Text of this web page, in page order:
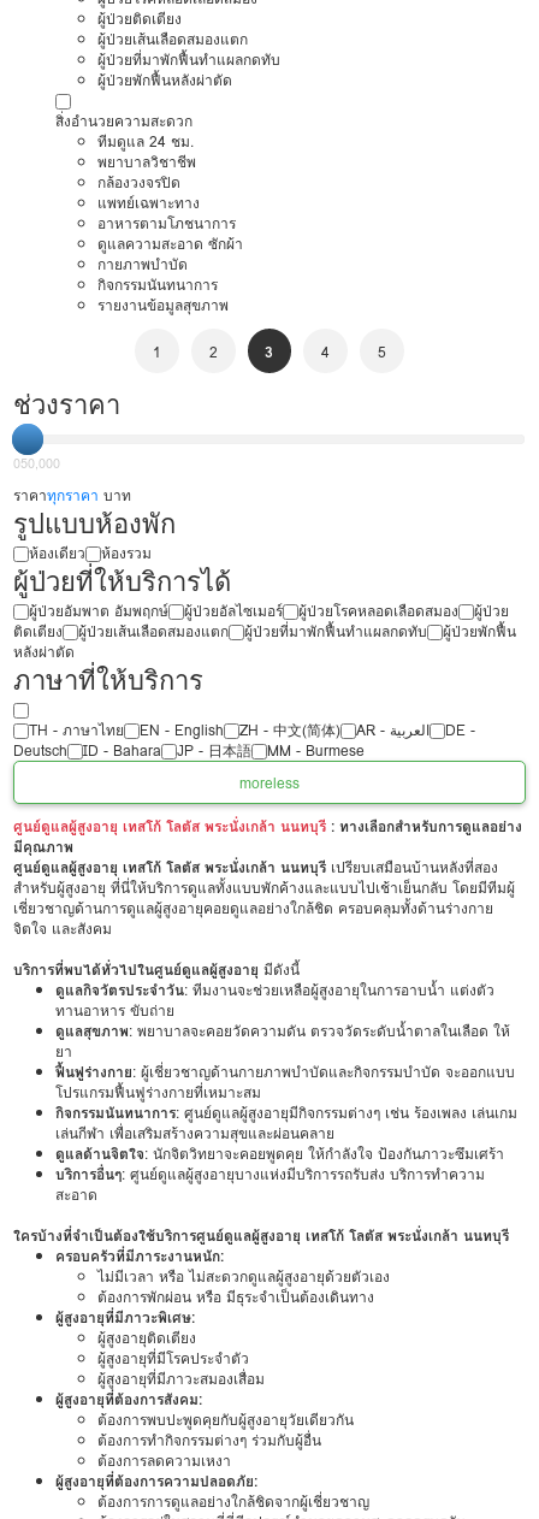
ผู้ป่วยติดเตียง
ผู้ป่วยเส้นเลือดสมองแตก
ผู้ป่วยที่มาพักฟื้นทำแผลกดทับ
ผู้ป่วยพักฟื้นหลังผ่าตัด
สิ่งอำนวยความสะดวก
ทีมดูแล 24 ชม.
พยาบาลวิชาชีพ
กล้องวงจรปิด
แพทย์เฉพาะทาง
อาหารตามโภชนาการ
ดูแลความสะอาด ซักผ้า
กายภาพบำบัด
กิจกรรมนันทนาการ
รายงานข้อมูลสุขภาพ
1 2 3 4 5
ช่วงราคา
050,000
ราคาทุกราคา บาท
รูปแบบห้องพัก
ห้องเดียว ห้องรวม
ผู้ป่วยที่ให้บริการได้
ผู้ป่วยอัมพาต อัมพฤกษ์ ผู้ป่วยอัลไซเมอร์ ผู้ป่วยโรคหลอดเลือดสมอง
ผู้ป่วย
ติดเตียง
ผู้ป่วยเส้นเลือดสมองแตก ผู้ป่วยที่มาพักฟื้นทำแผลกดทับ
ผู้ป่วยพักฟื้น
หลังผ่าตัด
ภาษาที่ให้บริการ
TH - ‏ภาษาไทย EN - English ZH - 中文(简体) ‏AR - ‏العربية‏
DE -
Deutsch
ID - Bahara JP - 日本語
MM - Burmese
moreless
ศูนย์ดูแลผู้สูงอายุ เทสโก้ โลตัส พระนั่งเกล้า นนทบุรี : ทางเลือกสำหรับการดูแลอย่าง
มีคุณภาพ
ศูนย์ดูแลผู้สูงอายุ เทสโก้ โลตัส พระนั่งเกล้า นนทบุรี เปรียบเสมือนบ้านหลังที่สอง
สำหรับผู้สูงอายุ ที่นี่ให้บริการดูแลทั้งแบบพักค้างและแบบไปเช้าเย็นกลับ โดยมีทีมผู้
เชี่ยวชาญด้านการดูแลผู้สูงอายุคอยดูแลอย่างใกล้ชิด ครอบคลุมทั้งด้านร่างกาย
จิตใจ และสังคม
บริการที่พบได้ทั่วไปในศูนย์ดูแลผู้สูงอายุ มีดังนี้
ดูแลกิจวัตรประจำวัน: ทีมงานจะช่วยเหลือผู้สูงอายุในการอาบน้ำ แต่งตัว
ทานอาหาร ขับถ่าย
ดูแลสุขภาพ: พยาบาลจะคอยวัดความดัน ตรวจวัดระดับน้ำตาลในเลือด ให้
ยา
ฟื้นฟูร่างกาย: ผู้เชี่ยวชาญด้านกายภาพบำบัดและกิจกรรมบำบัด จะออกแบบ
โปรแกรมฟื้นฟูร่างกายที่เหมาะสม
กิจกรรมนันทนาการ: ศูนย์ดูแลผู้สูงอายุมีกิจกรรมต่างๆ เช่น ร้องเพลง เล่นเกม
เล่นกีฬา เพื่อเสริมสร้างความสุขและผ่อนคลาย
ดูแลด้านจิตใจ: นักจิตวิทยาจะคอยพูดคุย ให้กำลังใจ ป้องกันภาวะซึมเศร้า
บริการอื่นๆ: ศูนย์ดูแลผู้สูงอายุบางแห่งมีบริการรถรับส่ง บริการทำความ
สะอาด
ใครบ้างที่จำเป็นต้องใช้บริการศูนย์ดูแลผู้สูงอายุ เทสโก้ โลตัส พระนั่งเกล้า นนทบุรี
ครอบครัวที่มีภาระงานหนัก:
ไม่มีเวลา หรือ ไม่สะดวกดูแลผู้สูงอายุด้วยตัวเอง
ต้องการพักผ่อน หรือ มีธุระจำเป็นต้องเดินทาง
ผู้สูงอายุที่มีภาวะพิเศษ:
ผู้สูงอายุติดเตียง
ผู้สูงอายุที่มีโรคประจำตัว
ผู้สูงอายุที่มีภาวะสมองเสื่อม
ผู้สูงอายุที่ต้องการสังคม:
ต้องการพบปะพูดคุยกับผู้สูงอายุวัยเดียวกัน
ต้องการทำกิจกรรมต่างๆ ร่วมกับผู้อื่น
ต้องการลดความเหงา
ผู้สูงอายุที่ต้องการความปลอดภัย:
ต้องการการดูแลอย่างใกล้ชิดจากผู้เชี่ยวชาญ